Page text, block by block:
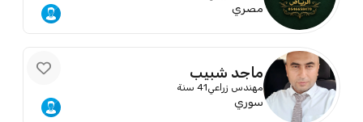
مصري
ماجد شبيب
مهندس زراعي41 سنة
سوري